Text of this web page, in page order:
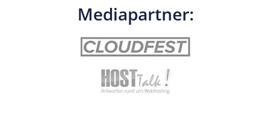
Mediapartner: